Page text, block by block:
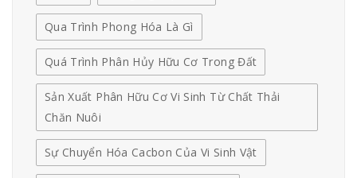
Qua Trình Phong Hóa Là Gì
Quá Trình Phân Hủy Hữu Cơ Trong Đất
Sản Xuất Phân Hữu Cơ Vi Sinh Từ Chất Thải
Chăn Nuôi
Sự Chuyển Hóa Cacbon Của Vi Sinh Vật